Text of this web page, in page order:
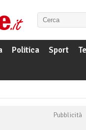
Politica Sport